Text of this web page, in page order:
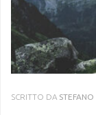
SCRITTO DA STEFANO